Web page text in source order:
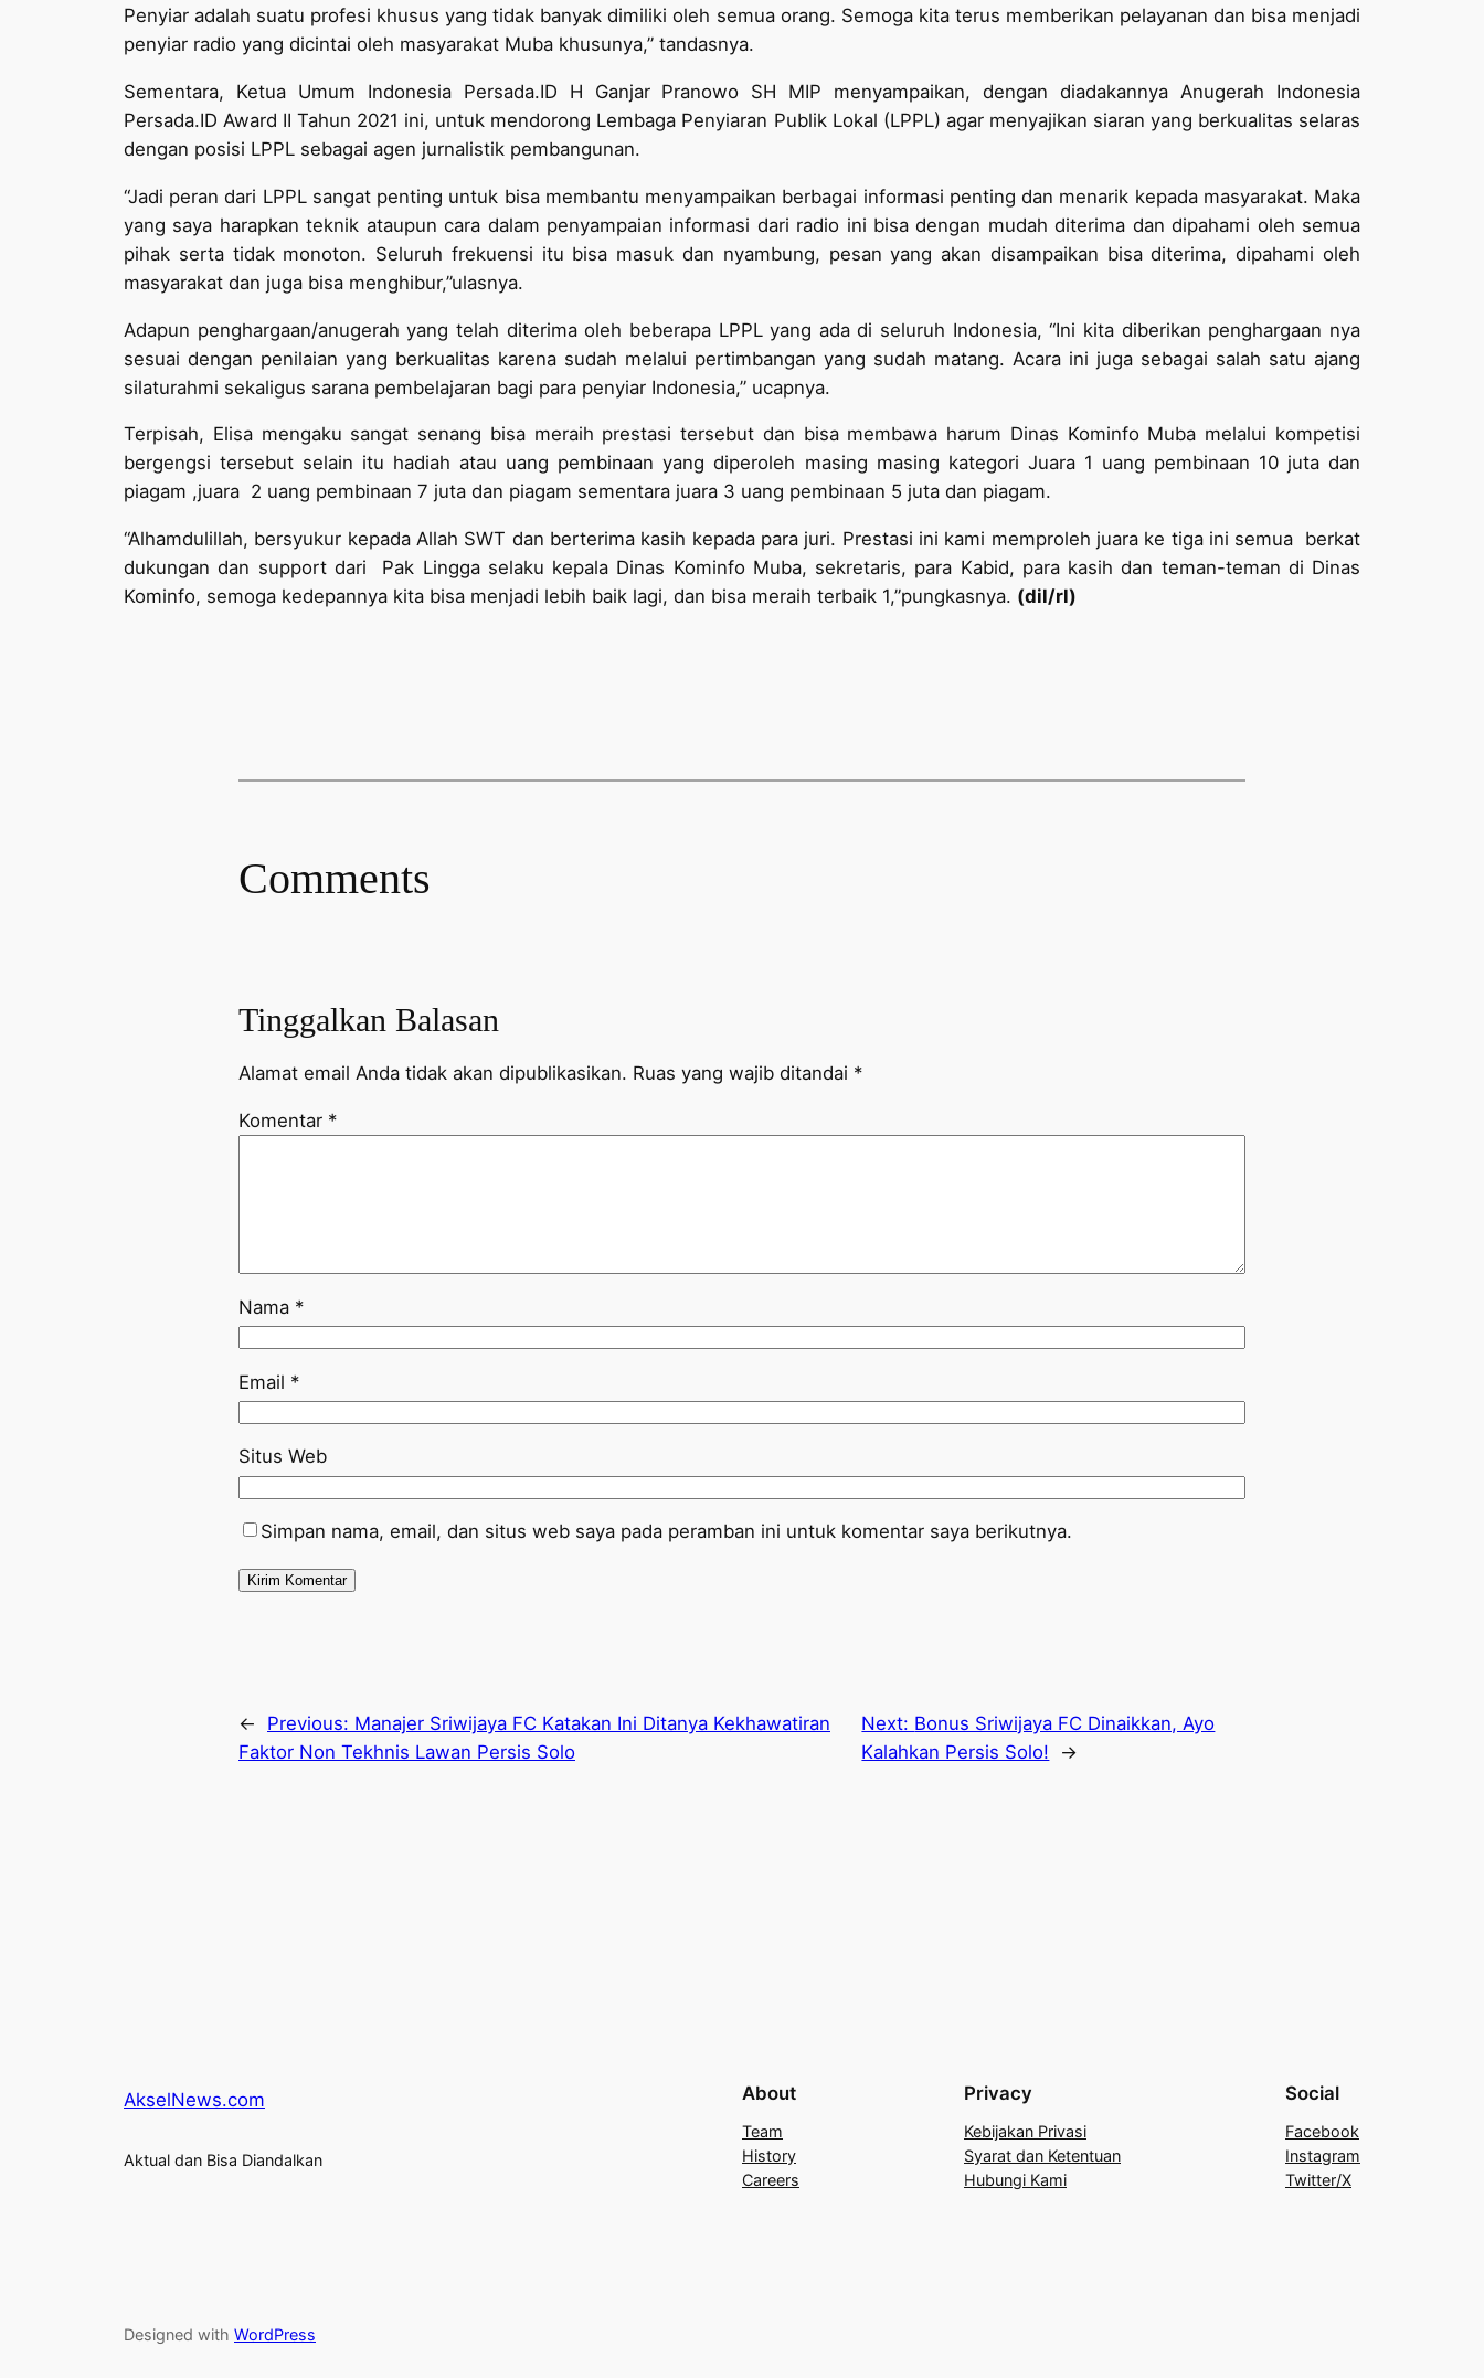
Penyiar adalah suatu profesi khusus yang tidak banyak dimiliki oleh semua orang. Semoga kita terus memberikan pelayanan dan bisa menjadi
penyiar radio yang dicintai oleh masyarakat Muba khusunya,” tandasnya.
Sementara, Ketua Umum Indonesia Persada.ID H Ganjar Pranowo SH MIP menyampaikan, dengan diadakannya Anugerah Indonesia
Persada.ID Award II Tahun 2021 ini, untuk mendorong Lembaga Penyiaran Publik Lokal (LPPL) agar menyajikan siaran yang berkualitas selaras
dengan posisi LPPL sebagai agen jurnalistik pembangunan.
“Jadi peran dari LPPL sangat penting untuk bisa membantu menyampaikan berbagai informasi penting dan menarik kepada masyarakat. Maka
yang saya harapkan teknik ataupun cara dalam penyampaian informasi dari radio ini bisa dengan mudah diterima dan dipahami oleh semua
pihak serta tidak monoton. Seluruh frekuensi itu bisa masuk dan nyambung, pesan yang akan disampaikan bisa diterima, dipahami oleh
masyarakat dan juga bisa menghibur,”ulasnya.
Adapun penghargaan/anugerah yang telah diterima oleh beberapa LPPL yang ada di seluruh Indonesia, “Ini kita diberikan penghargaan nya
sesuai dengan penilaian yang berkualitas karena sudah melalui pertimbangan yang sudah matang. Acara ini juga sebagai salah satu ajang
silaturahmi sekaligus sarana pembelajaran bagi para penyiar Indonesia,” ucapnya.
Terpisah, Elisa mengaku sangat senang bisa meraih prestasi tersebut dan bisa membawa harum Dinas Kominfo Muba melalui kompetisi
bergengsi tersebut selain itu hadiah atau uang pembinaan yang diperoleh masing masing kategori Juara 1 uang pembinaan 10 juta dan
piagam ,juara 2 uang pembinaan 7 juta dan piagam sementara juara 3 uang pembinaan 5 juta dan piagam.
“Alhamdulillah, bersyukur kepada Allah SWT dan berterima kasih kepada para juri. Prestasi ini kami memproleh juara ke tiga ini semua berkat
dukungan dan support dari Pak Lingga selaku kepala Dinas Kominfo Muba, sekretaris, para Kabid, para kasih dan teman-teman di Dinas
Kominfo, semoga kedepannya kita bisa menjadi lebih baik lagi, dan bisa meraih terbaik 1,”pungkasnya. (dil/rl)
Comments
Tinggalkan Balasan
Alamat email Anda tidak akan dipublikasikan. Ruas yang wajib ditandai *
Komentar *
Nama *
Email *
Situs Web
Simpan nama, email, dan situs web saya pada peramban ini untuk komentar saya berikutnya.
← Previous: Manajer Sriwijaya FC Katakan Ini Ditanya Kekhawatiran
Faktor Non Tekhnis Lawan Persis Solo
Next: Bonus Sriwijaya FC Dinaikkan, Ayo
Kalahkan Persis Solo!
→
AkselNews.com
Aktual dan Bisa Diandalkan
About
Team
History
Careers
Privacy
Kebijakan Privasi
Syarat dan Ketentuan
Hubungi Kami
Social
Facebook
Instagram
Twitter/X
Designed with WordPress